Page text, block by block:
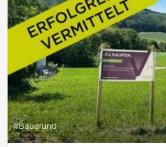
#Baugrund